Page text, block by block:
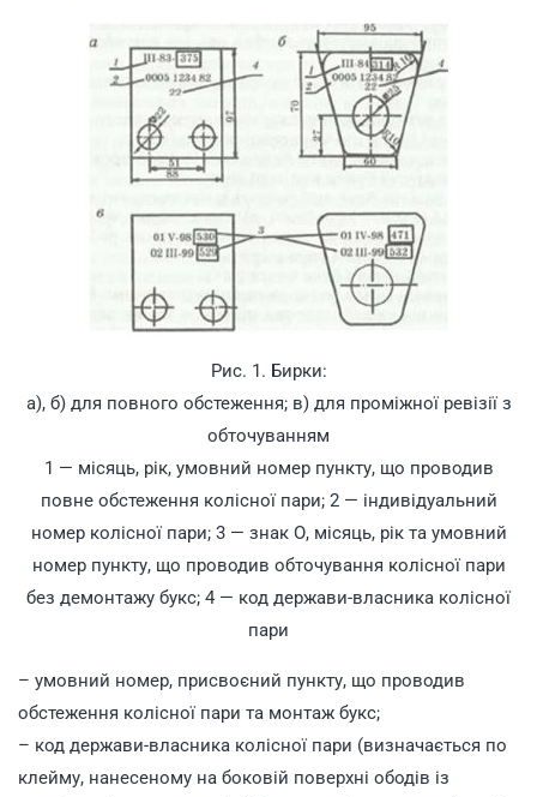
Рис. 1. Бирки:
а), б) для повного обстеження; в) для проміжної ревізії з
обточуванням
1 — місяць, рік, умовний номер пункту, що проводив
повне обстеження колісної пари; 2 — індивідуальний
номер колісної пари; 3 — знак О, місяць, рік та умовний
номер пункту, що проводив обточування колісної пари
без демонтажу букс; 4 — код держави-власника колісної
пари
– умовний номер, присвоєний пункту, що проводив
обстеження колісної пари та монтаж букс;
– код держави-власника колісної пари (визначається по
клейму, нанесеному на боковій поверхні ободів із